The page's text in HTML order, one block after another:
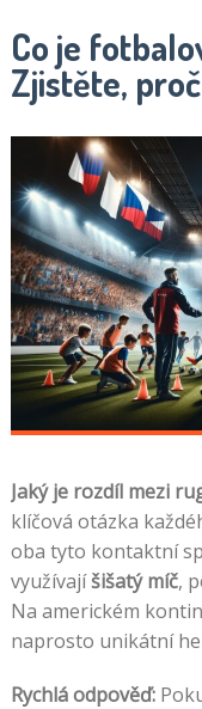
Co je
Zjistěte,
Jaký je rozdíl mezi
klíčová otázka
oba tyto kontaktní
využívajíšišatý míč,
Na americkém
naprosto unikátní
Rychlá odpověď: